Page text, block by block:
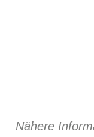
Nähere